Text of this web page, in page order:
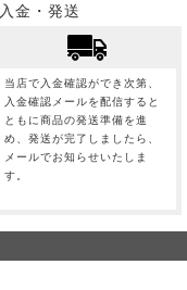
入金・発送
当店で入金確認ができ次第、
入金確認メールを配信すると
ともに商品の発送準備を進
め、発送が完了しましたら、
メールでお知らせいたしま
す。